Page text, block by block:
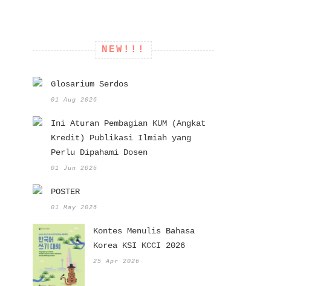
NEW!!!
Glosarium Serdos
01 Aug 2026
Ini Aturan Pembagian KUM (Angkat
Kredit) Publikasi Ilmiah yang
Perlu Dipahami Dosen
01 Jun 2026
POSTER
01 May 2026
Kontes Menulis Bahasa
Korea KSI KCCI 2026
25 Apr 2026